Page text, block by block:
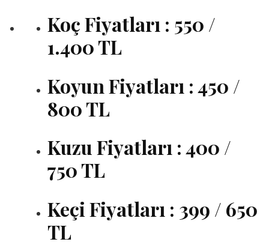
Koç Fiyatları : 550 /
1.400 TL
Koyun Fiyatları : 450 /
800 TL
Kuzu Fiyatları : 400 /
750 TL
Keçi Fiyatları : 399 / 650
TL